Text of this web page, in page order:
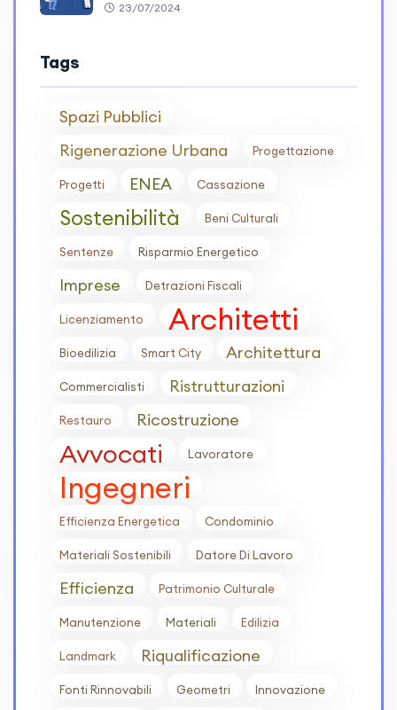
23/07/2024
Tags
Spazi Pubblici
Rigenerazione Urbana
Progettazione
Progetti ENEA Cassazione
Sostenibilità Beni Culturali
Sentenze Risparmio Energetico
Imprese Detrazioni Fiscali
Licenziamento Architetti
Bioedilizia Smart City Architettura
Commercialisti Ristrutturazioni
Restauro Ricostruzione
Avvocati Lavoratore
Ingegneri
Efficienza Energetica Condominio
Materiali Sostenibili Datore Di Lavoro
Efficienza Patrimonio Culturale
Manutenzione Materiali Edilizia
Landmark Riqualificazione
Fonti Rinnovabili Geometri Innovazione